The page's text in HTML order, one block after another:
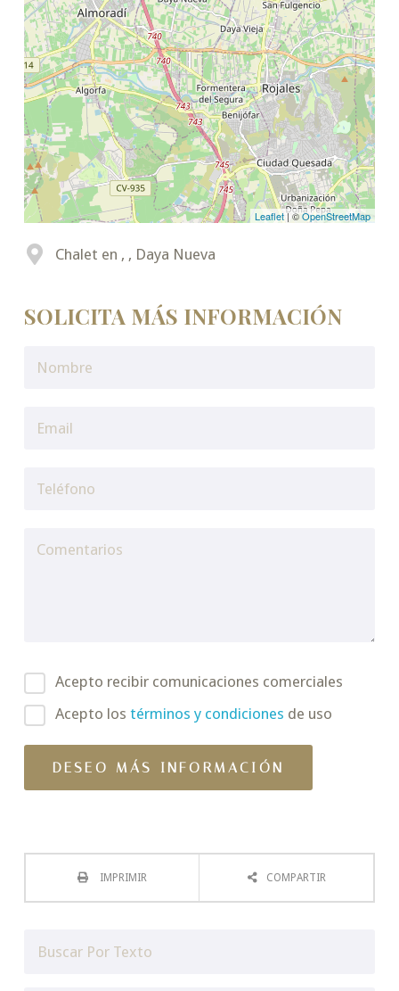
Leaflet| ©OpenStreetMap
Chalet en , , Daya Nueva
SOLICITA MÁS INFORMACIÓN
Acepto recibir comunicaciones comerciales
Acepto los términos y condiciones de uso
IMPRIMIR COMPARTIR